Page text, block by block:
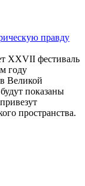
правду
XXVII фестиваль
году
Великой
показаны
пространства.